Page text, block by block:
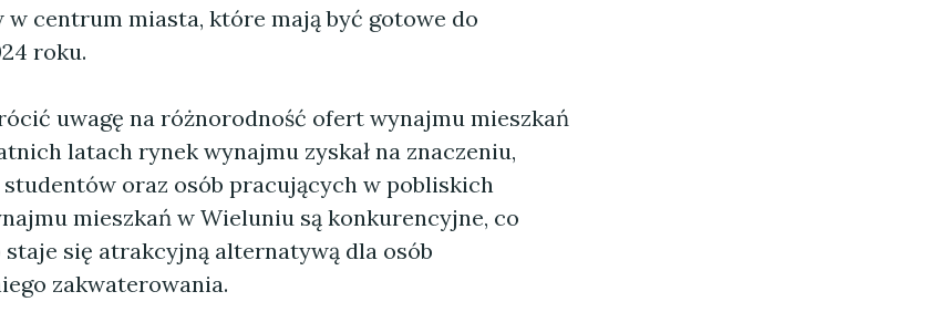
centrum miasta, które mają być gotowe do
roku.
uwagę na różnorodność ofert wynajmu mieszkań
latach rynek wynajmu zyskał na znaczeniu,
oraz osób pracujących w pobliskich
mieszkań w Wieluniu są konkurencyjne, co
staje się atrakcyjną alternatywą dla osób
zakwaterowania.